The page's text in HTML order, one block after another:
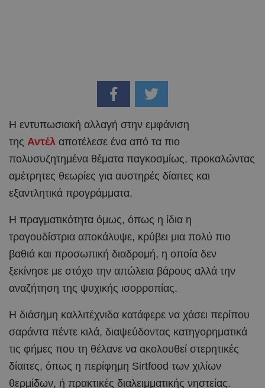
Η εντυπωσιακή αλλαγή στην εμφάνιση
της Αντέλ αποτέλεσε ένα από τα πιο
πολυσυζητημένα θέματα παγκοσμίως, προκαλώντας
αμέτρητες θεωρίες για αυστηρές δίαιτες και
εξαντλητικά προγράμματα.
Η πραγματικότητα όμως, όπως η ίδια η
τραγουδίστρια αποκάλυψε, κρύβει μια πολύ πιο
βαθιά και προσωπική διαδρομή, η οποία δεν
ξεκίνησε με στόχο την απώλεια βάρους αλλά την
αναζήτηση της ψυχικής ισορροπίας.
Η διάσημη καλλιτέχνιδα κατάφερε να χάσει περίπου
σαράντα πέντε κιλά, διαψεύδοντας κατηγορηματικά
τις φήμες που τη θέλανε να ακολουθεί στερητικές
δίαιτες, όπως η περίφημη Sirtfood των χιλίων
θερμίδων, ή πρακτικές διαλειμματικής νηστείας.